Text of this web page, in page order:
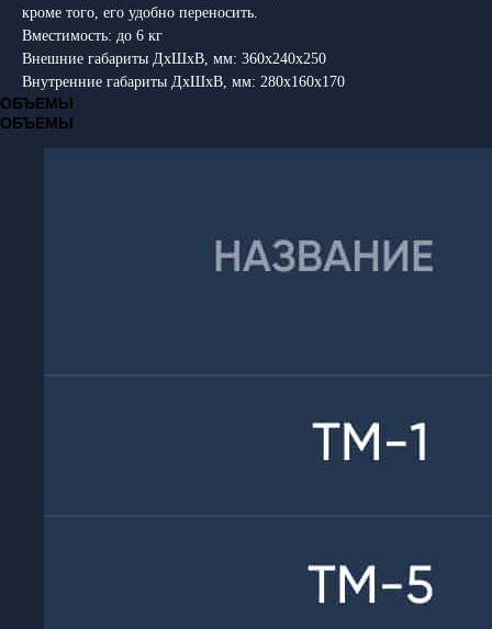
кроме того, его удобно переносить.
Вместимость: до 6 кг
Внешние габариты ДхШхВ, мм: 360х240х250
Внутренние габариты ДхШхВ, мм: 280х160х170
ОБЪЕМЫ
ОБЪЕМЫ